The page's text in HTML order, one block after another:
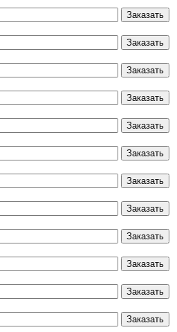
Заказать
Заказать
Заказать
Заказать
Заказать
Заказать
Заказать
Заказать
Заказать
Заказать
Заказать
Заказать